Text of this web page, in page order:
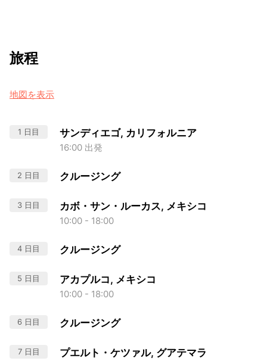
旅程
地図を表示
1 日目 サンディエゴ, カリフォルニア
16:00 出発
2 日目 クルージング
3 日目 カボ・サン・ルーカス, メキシコ
10:00 - 18:00
4 日目 クルージング
5 日目 アカプルコ, メキシコ
10:00 - 18:00
6 日目 クルージング
7 日目 プエルト・ケツァル, グアテマラ